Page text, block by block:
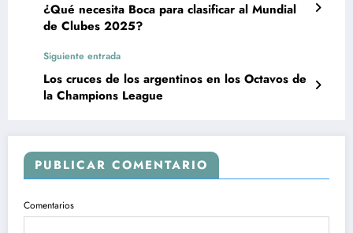
¿Qué necesita Boca para clasificar al Mundial
de Clubes 2025?
Siguiente entrada
Los cruces de los argentinos en los Octavos de
la Champions League
PUBLICAR COMENTARIO
Comentarios